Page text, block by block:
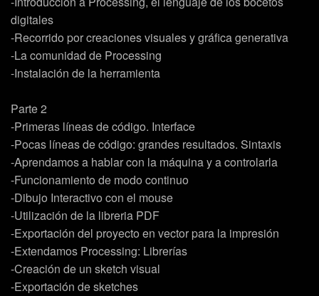
digitales
-Recorrido por creaciones visuales y gráfica generativa
-La comunidad de Processing
-Instalación de la herramienta
Parte 2
-Primeras líneas de código. Interface
-Pocas líneas de código: grandes resultados. Sintaxis
-Aprendamos a hablar con la máquina y a controlarla
-Funcionamiento de modo continuo
-Dibujo Interactivo con el mouse
-Utilización de la libreria PDF
-Exportación del proyecto en vector para la impresión
-Extendamos Processing: Librerías
-Creación de un sketch visual
-Exportación de sketches